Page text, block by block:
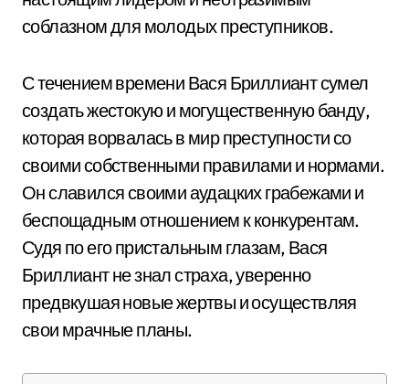
соблазном для молодых преступников.
С течением времени Вася Бриллиант сумел
создать жестокую и могущественную банду,
которая ворвалась в мир преступности со
своими собственными правилами и нормами.
Он славился своими аудацких грабежами и
беспощадным отношением к конкурентам.
Судя по его пристальным глазам, Вася
Бриллиант не знал страха, уверенно
предвкушая новые жертвы и осуществляя
свои мрачные планы.